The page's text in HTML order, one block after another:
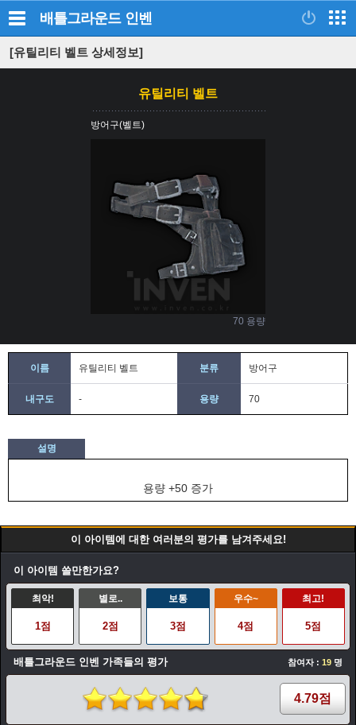
배틀그라운드 인벤
[유틸리티 벨트 상세정보]
유틸리티 벨트
방어구(벨트)
70 용량
이름 유틸리티 벨트 분류 방어구
내구도 - 용량 70
설명
용량 +50 증가
이 아이템에 대한 여러분의 평가를 남겨주세요!
이 아이템 쓸만한가요?
최악!
1점
별로..
2점
보통
3점
우수~
4점
최고!
5점
배틀그라운드 인벤 가족들의 평가 참여자 : 19 명
4.79점